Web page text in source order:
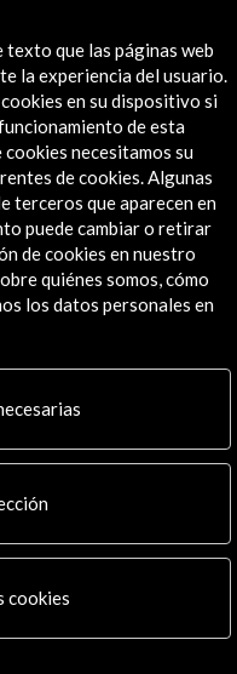
texto que las páginas web
la experiencia del usuario.
en su dispositivo si
de esta
necesitamos su
de cookies. Algunas
terceros que aparecen en
puede cambiar o retirar
de cookies en nuestro
quiénes somos, cómo
los datos personales en
cookies